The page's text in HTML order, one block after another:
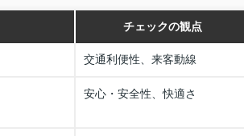
チェックの観点
交通利便性、来客動線
安心・安全性、快適さ